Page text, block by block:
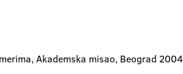
Akademska misao, Beograd 2004